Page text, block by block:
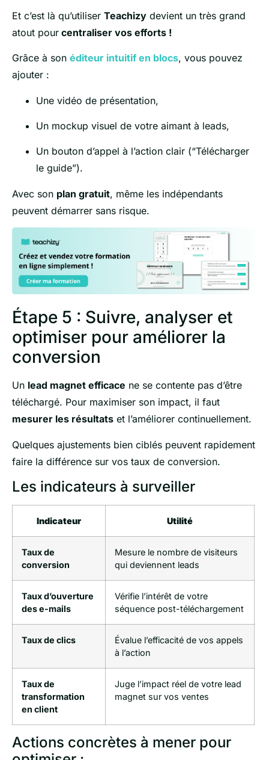
Et c’est là qu’utiliser Teachizy devient un très grand
atout pour centraliser vos efforts !
Grâce à son éditeur intuitif en blocs, vous pouvez
ajouter :
Une vidéo de présentation,
Un mockup visuel de votre aimant à leads,
Un bouton d’appel à l’action clair (“Télécharger
le guide”).
Avec son plan gratuit, même les indépendants
peuvent démarrer sans risque.
Étape 5 : Suivre, analyser et
optimiser pour améliorer la
conversion
Un lead magnet efficace ne se contente pas d’être
téléchargé. Pour maximiser son impact, il faut
mesurer les résultats et l’améliorer continuellement.
Quelques ajustements bien ciblés peuvent rapidement
faire la différence sur vos taux de conversion.
Les indicateurs à surveiller
Indicateur Utilité
Taux de
conversion
Mesure le nombre de visiteurs
qui deviennent leads
Taux d’ouverture
des e-mails
Vérifie l’intérêt de votre
séquence post-téléchargement
Taux de clics
Évalue l’efficacité de vos appels
à l’action
Taux de
transformation
en client
Juge l’impact réel de votre lead
magnet sur vos ventes
Actions concrètes à mener pour